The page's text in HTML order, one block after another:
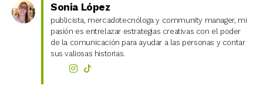
Sonia López
publicista, mercadotecnóloga y community manager, mi
pasión es entrelazar estrategias creativas con el poder
de la comunicación para ayudar a las personas y contar
sus valiosas historias.